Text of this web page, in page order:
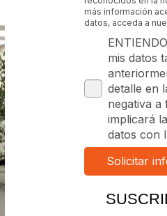
más información
datos, acceda a
mis datos
detalle en
negativa a
implicará
datos con